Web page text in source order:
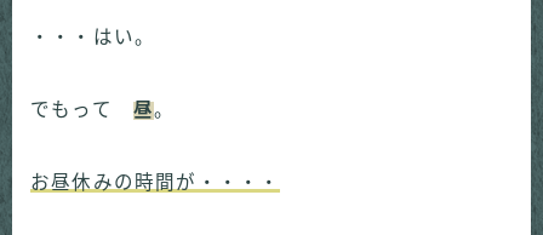
・・・はい。
でもって 昼。
お昼休みの時間が・・・・